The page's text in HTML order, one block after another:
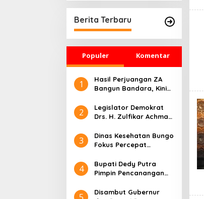
Berita Terbaru
Populer Komentar
1
Hasil Perjuangan ZA
Bangun Bandara, Kini
jadi yang pertama
Turun Bersama Batik
2
Legislator Demokrat
Drs. H. Zulfikar Achmad
DPR RI Lakukan
Supervisi Pelaksanaan
Komitmen Program
Kesejahteraan Sosial di
3
Dinas Kesehatan Bungo
Fokus Percepat
dan HIV/AIDS Meuju
Target Nasional
4
Bupati Dedy Putra
Pimpin Pencanangan
Bungo: Pemetaan
Disambut Gubernur